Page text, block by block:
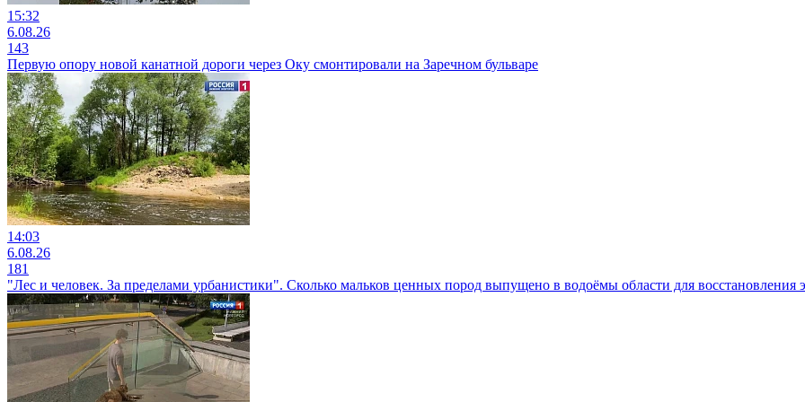
15:32
6.08.26
143
Первую опору новой канатной дороги через Оку смонтировали на Заречном бульваре
14:03
6.08.26
181
"Лес и человек. За пределами урбанистики". Сколько мальков ценных пород выпущено в водоёмы области для восстановления